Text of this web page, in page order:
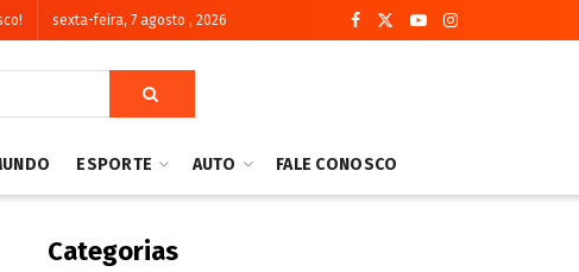
sexta-feira, 7 agosto , 2026
ESPORTE AUTO FALE CONOSCO
Categorias